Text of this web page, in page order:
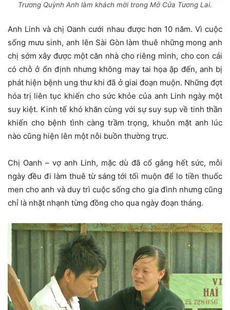
Trương Quỳnh Anh làm khách mời trong Mở Cửa Tương Lai.
Anh Linh và chị Oanh cưới nhau được hơn 10 năm. Vì cuộc
sống mưu sinh, anh lên Sài Gòn làm thuê những mong anh
chị sớm xây được một căn nhà cho riêng mình, cho con cái
có chỗ ở ổn định nhưng không may tai họa ập đến, anh bị
phát hiện bệnh ung thư khi đã ở giai đoạn muộn. Những đợt
hóa trị liên tục khiến cho sức khỏe của anh Linh ngày một
suy kiệt. Kinh tế khó khăn cùng với sự suy sụp về tinh thần
khiến cho bệnh tình càng trầm trọng, khuôn mặt anh lúc
nào cũng hiện lên một nỗi buồn thường trực.
Chị Oanh – vợ anh Linh, mặc dù đã cố gắng hết sức, mỗi
ngày đều đi làm thuê từ sáng tới tối muộn để lo tiền thuốc
men cho anh và duy trì cuộc sống cho gia đình nhưng cũng
chỉ là nhặt nhạnh từng đồng cho qua ngày đoạn tháng.